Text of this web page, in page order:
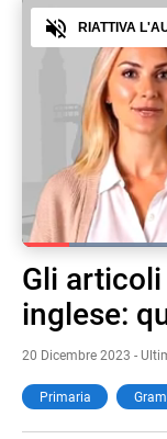
Pause Unmute
Loaded:
Audio
RIATTIVA
Gli
inglese:
20 Dicembre 2023 -
Primaria